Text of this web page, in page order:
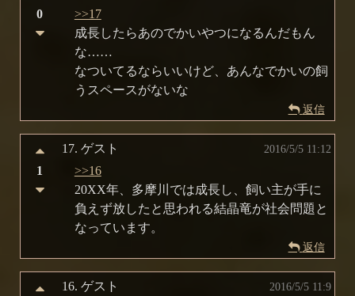
>>17
成長したらあのでかいやつになるんだもん
な……
なついてるならいいけど、あんなでかいの飼
うスペースがないな
0
返信
17. ゲスト 2016/5/5 11:12
>>16
20XX年、多摩川では成長し、飼い主が手に
負えず放したと思われる結晶竜が社会問題と
なっています。
1
返信
16. ゲスト 2016/5/5 11:9